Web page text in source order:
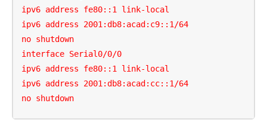
ipv6 address fe80::1 link-local
ipv6 address 2001:db8:acad:c9::1/64
no shutdown
interface Serial0/0/0
ipv6 address fe80::1 link-local
ipv6 address 2001:db8:acad:cc::1/64
no shutdown